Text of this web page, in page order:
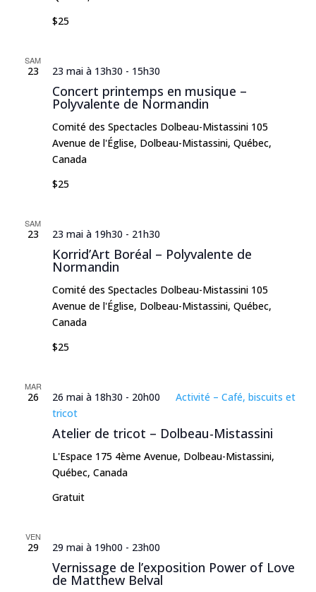
$25
SAM
23
Concert printemps en musique –
Polyvalente de Normandin
23 mai à 13h30 - 15h30
Comité des Spectacles Dolbeau-Mistassini 105
Avenue de l'Église, Dolbeau-Mistassini, Québec,
Canada
$25
SAM
23
Korrid’Art Boréal – Polyvalente de
Normandin
23 mai à 19h30 - 21h30
Comité des Spectacles Dolbeau-Mistassini 105
Avenue de l'Église, Dolbeau-Mistassini, Québec,
Canada
$25
MAR
26
Atelier de tricot – Dolbeau-Mistassini
26 mai à 18h30 - 20h00
Activité – Café, biscuits et
tricot
L'Espace 175 4ème Avenue, Dolbeau-Mistassini,
Québec, Canada
Gratuit
VEN
29
Vernissage de l’exposition Power of Love
de Matthew Belval
29 mai à 19h00 - 23h00